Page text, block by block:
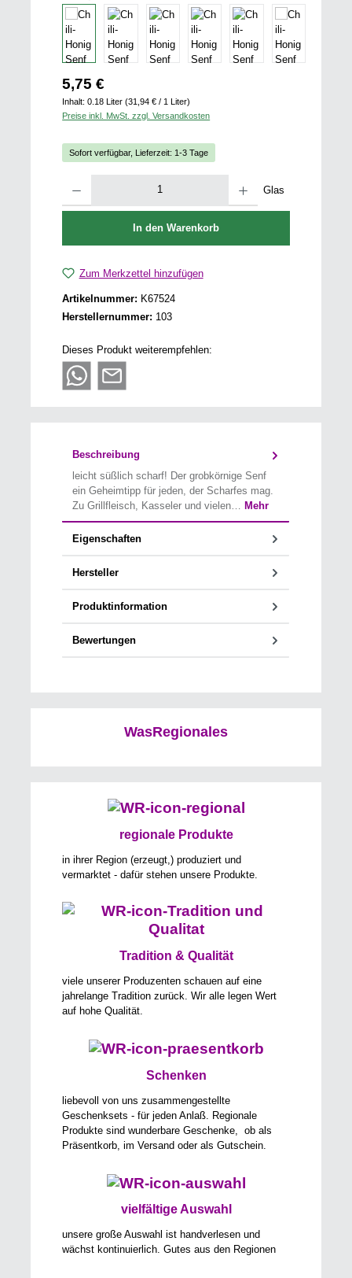
Regulärer Preis:
5,75 €
Inhalt:0.18 Liter(31,94 € / 1 Liter)
Preise inkl. MwSt. zzgl. Versandkosten
Sofort verfügbar, Lieferzeit: 1-3 Tage
Glas
In den Warenkorb
Zum Merkzettel hinzufügen
Artikelnummer: K67524
Herstellernummer: 103
Dieses Produkt weiterempfehlen:
Beschreibung
leicht süßlich scharf! Der grobkörnige Senf
ein Geheimtipp für jeden, der Scharfes mag.
Zu Grillfleisch, Kasseler und vielen…
Mehr
Eigenschaften
Hersteller
Produktinformation
Bewertungen
WasRegionales
regionale Produkte
in ihrer Region (erzeugt,) produziert und
vermarktet - dafür stehen unsere Produkte.
Tradition & Qualität
viele unserer Produzenten schauen auf eine
jahrelange Tradition zurück. Wir alle legen Wert
auf hohe Qualität.
Schenken
liebevoll von uns zusammengestellte
Geschenksets - für jeden Anlaß. Regionale
Produkte sind wunderbare Geschenke, ob als
Präsentkorb, im Versand oder als Gutschein.
vielfältige Auswahl
unsere große Auswahl ist handverlesen und
wächst kontinuierlich. Gutes aus den Regionen